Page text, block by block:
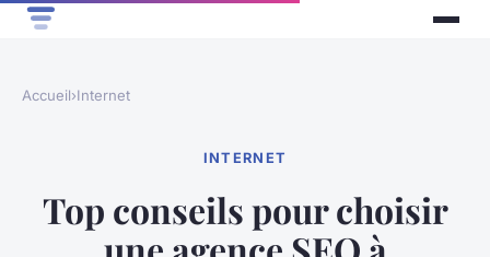
Accueil›Internet
INTERNET
Top conseils pour choisir